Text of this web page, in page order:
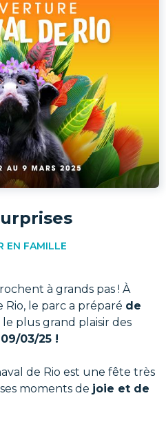
EN FAMILLE
à grands pas ! À
Rio, le parc a préparé de
plus grand plaisir des
03/25 !
de Rio est une fête très
moments de joie et de